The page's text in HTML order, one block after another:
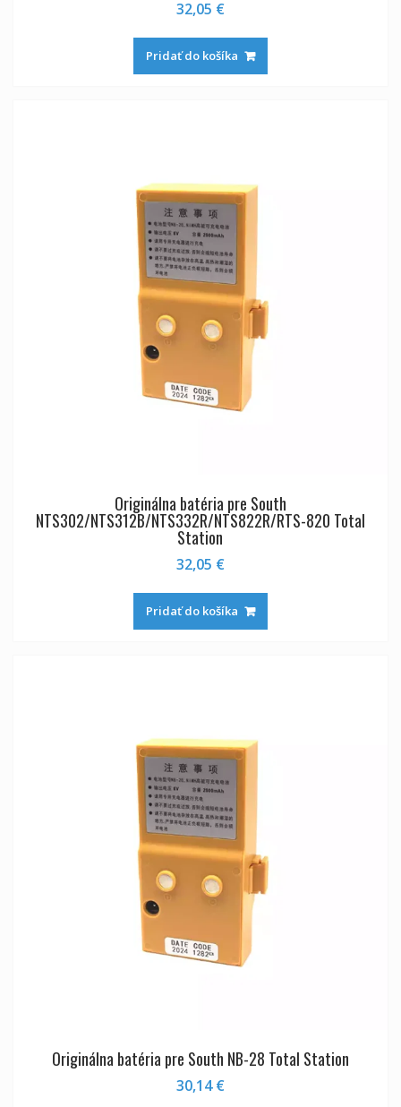
32,05 €
Pridať do košíka
Originálna batéria pre South
NTS302/NTS312B/NTS332R/NTS822R/RTS-820 Total
Station
32,05 €
Pridať do košíka
Originálna batéria pre South NB-28 Total Station
30,14€